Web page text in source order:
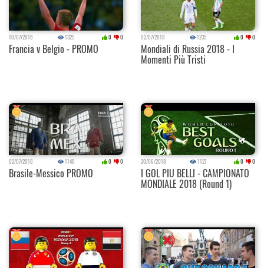
10/07/2018 1325 0 0
Francia v Belgio - PROMO
02/07/2018 1235 0 0
Mondiali di Russia 2018 - I
Momenti Più Tristi
02/07/2018 1148 0 0
Brasile-Messico PROMO
20/06/2018 1127 0 0
I GOL PIU BELLI - CAMPIONATO
MONDIALE 2018 (Round 1)